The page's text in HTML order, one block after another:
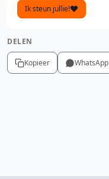
Ik steun jullie!
DELEN
Kopieer WhatsApp